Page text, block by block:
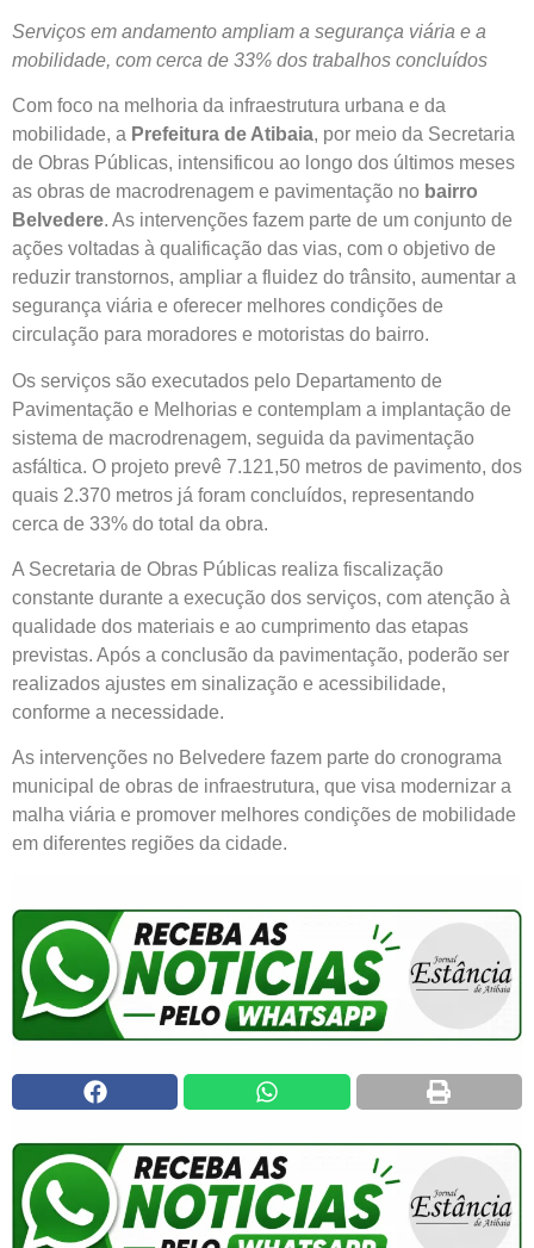
Serviços em andamento ampliam a segurança viária e a
mobilidade, com cerca de 33% dos trabalhos concluídos
Com foco na melhoria da infraestrutura urbana e da
mobilidade, a Prefeitura de Atibaia, por meio da Secretaria
de Obras Públicas, intensificou ao longo dos últimos meses
as obras de macrodrenagem e pavimentação no bairro
Belvedere. As intervenções fazem parte de um conjunto de
ações voltadas à qualificação das vias, com o objetivo de
reduzir transtornos, ampliar a fluidez do trânsito, aumentar a
segurança viária e oferecer melhores condições de
circulação para moradores e motoristas do bairro.
Os serviços são executados pelo Departamento de
Pavimentação e Melhorias e contemplam a implantação de
sistema de macrodrenagem, seguida da pavimentação
asfáltica. O projeto prevê 7.121,50 metros de pavimento, dos
quais 2.370 metros já foram concluídos, representando
cerca de 33% do total da obra.
A Secretaria de Obras Públicas realiza fiscalização
constante durante a execução dos serviços, com atenção à
qualidade dos materiais e ao cumprimento das etapas
previstas. Após a conclusão da pavimentação, poderão ser
realizados ajustes em sinalização e acessibilidade,
conforme a necessidade.
As intervenções no Belvedere fazem parte do cronograma
municipal de obras de infraestrutura, que visa modernizar a
malha viária e promover melhores condições de mobilidade
em diferentes regiões da cidade.